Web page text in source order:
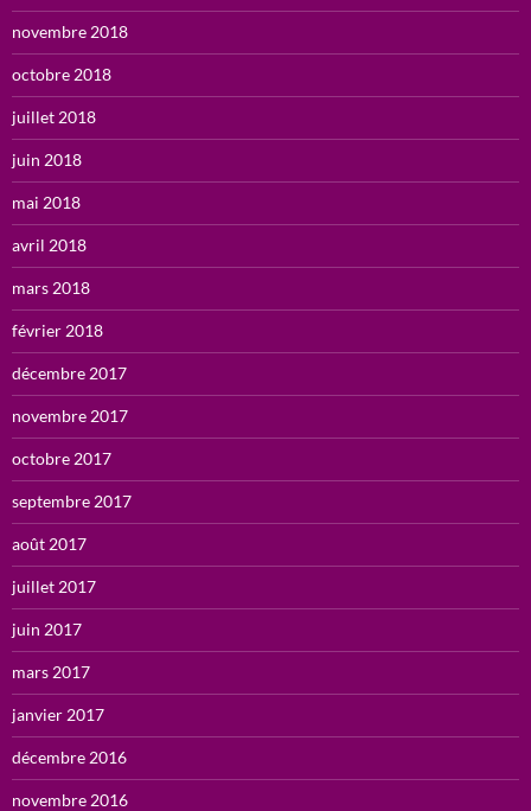
novembre 2018
octobre 2018
juillet 2018
juin 2018
mai 2018
avril 2018
mars 2018
février 2018
décembre 2017
novembre 2017
octobre 2017
septembre 2017
août 2017
juillet 2017
juin 2017
mars 2017
janvier 2017
décembre 2016
novembre 2016